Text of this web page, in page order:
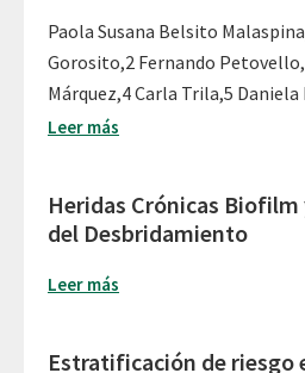
Paola Susana Belsito
Gorosito,2 Fernando
Márquez,4 Carla Trila,5
Leer más
Heridas Crónicas
del Desbridamiento
Leer más
Estratificación de riesgo